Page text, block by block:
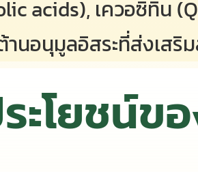
acids), เควอซิทิน
านอนุมูลอิสระที่ส่งเสริ
ะโยชน์ข